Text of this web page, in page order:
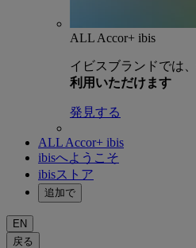
ALL Accor+ ibis
イビスブランドでは、
利用いただけます
発見する
ALL Accor+ ibis
ibisへようこそ
ibisストア
追加で
EN
戻る